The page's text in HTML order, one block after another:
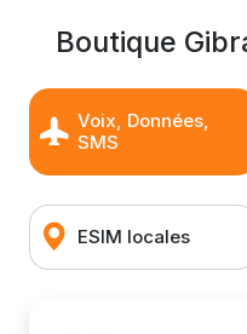
Boutique
Voix, Données,
SMS
ESIM locales